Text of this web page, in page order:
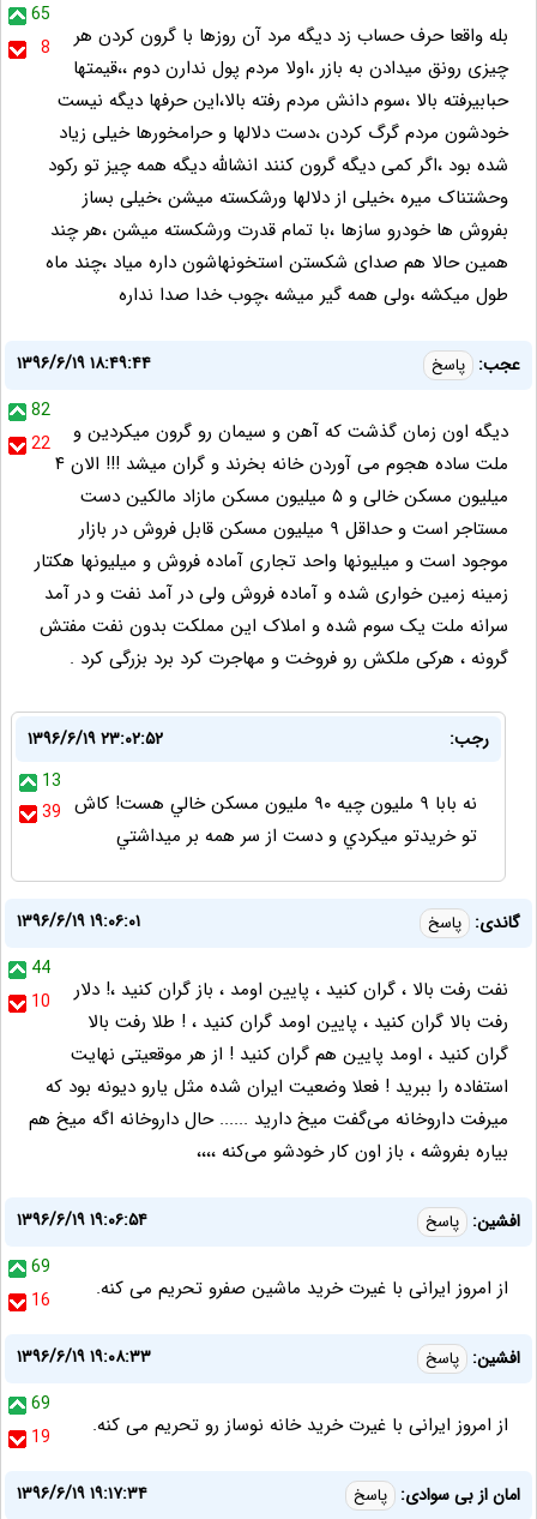
65
8
بله واقعا حرف حساب زد دیگه مرد آن روزها با گرون کردن هر
چیزی رونق میدادن به بازر ،اولا مردم پول ندارن دوم ،،قیمتها
حبابیرفته بالا ،سوم دانش مردم رفته بالا،این حرفها دیگه نیست
خودشون مردم گرگ کردن ،دست دلالها و حرامخورها خیلی زیاد
شده بود ،اگر کمی دیگه گرون کنند انشالله دیگه همه چیز تو رکود
وحشتناک میره ،خیلی از دلالها ورشکسته میشن ،خیلی بساز
بفروش ها خودرو سازها ،با تمام قدرت ورشکسته میشن ،هر چند
همین حالا هم صدای شکستن استخونهاشون داره میاد ،چند ماه
طول میکشه ،ولی همه گیر میشه ،چوب خدا صدا نداره
عجب: پاسخ
۱۳۹۶/۶/۱۹ ۱۸:۴۹:۴۴
82
22
دیگه اون زمان گذشت که آهن و سیمان رو گرون میکردین و
ملت ساده هجوم می آوردن خانه بخرند و گران میشد !!! الان ۴
میلیون مسکن خالی و ۵ میلیون مسکن مازاد مالکین دست
مستاجر است و حداقل ۹ میلیون مسکن قابل فروش در بازار
موجود است و میلیونها واحد تجاری آماده فروش و میلیونها هکتار
زمینه زمین خواری شده و آماده فروش ولی در آمد نفت و در آمد
سرانه ملت یک سوم شده و املاک این مملکت بدون نفت مفتش
گرونه ، هرکی ملکش رو فروخت و مهاجرت کرد برد بزرگی کرد .
رجب:
۱۳۹۶/۶/۱۹ ۲۳:۰۲:۵۲
13
39 نه بابا ٩ مليون چيه ٩٠ مليون مسكن خالي هست! كاش
تو خريدتو ميكردي و دست از سر همه بر ميداشتي
گاندی: پاسخ
۱۳۹۶/۶/۱۹ ۱۹:۰۶:۰۱
44
10
نفت رفت بالا ، گران کنید ، پایین اومد ، باز گران کنید ،! دلار
رفت بالا گران کنید ، پایین اومد گران کنید ، ! طلا رفت بالا
گران کنید ، اومد پایین هم گران کنید ! از هر موقعیتی نهایت
استفاده را ببرید ! فعلا وضعیت ایران شده مثل یارو دیونه بود که
میرفت داروخانه می‌گفت میخ دارید ...... حال داروخانه اگه میخ هم
بیاره بفروشه ، باز اون کار خودشو می‌کنه ،،،،
افشین: پاسخ
۱۳۹۶/۶/۱۹ ۱۹:۰۶:۵۴
69
16
از امروز ایرانی با غیرت خرید ماشین صفرو تحریم می کنه.
افشین: پاسخ
۱۳۹۶/۶/۱۹ ۱۹:۰۸:۳۳
69
19
از امروز ایرانی با غیرت خرید خانه نوساز رو تحریم می کنه.
امان از بی سوادی: پاسخ ۱۳۹۶/۶/۱۹ ۱۹:۱۷:۳۴